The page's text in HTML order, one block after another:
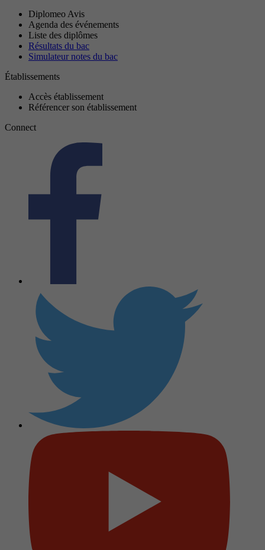
Diplomeo Avis
Agenda des événements
Liste des diplômes
Résultats du bac
Simulateur notes du bac
Établissements
Accès établissement
Référencer son établissement
Connect